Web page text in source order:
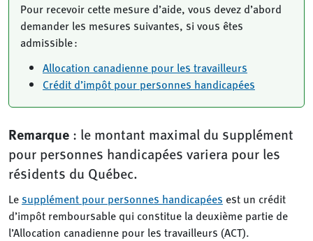
Pour recevoir cette mesure d’aide, vous devez d’abord
demander les mesures suivantes, si vous êtes
admissible :
Allocation canadienne pour les travailleurs
Crédit d’impôt pour personnes handicapées
Remarque : le montant maximal du supplément
pour personnes handicapées variera pour les
résidents du Québec.
Le supplément pour personnes handicapées est un crédit
d’impôt remboursable qui constitue la deuxième partie de
l’Allocation canadienne pour les travailleurs (ACT).